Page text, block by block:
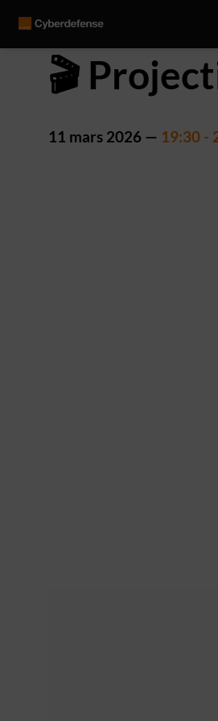
🎬
11 mars 2026 — 19:30 -